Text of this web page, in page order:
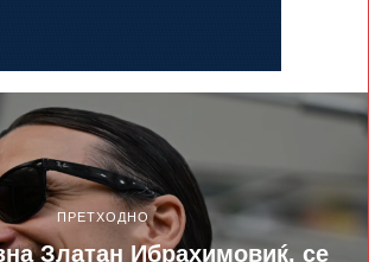
ПРЕТХОДНО
Златан Ибрахимовиќ, се